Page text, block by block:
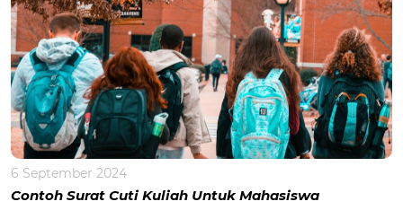
6 September 2024
Contoh Surat Cuti Kuliah Untuk Mahasiswa